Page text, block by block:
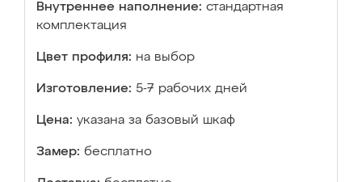
Внутреннее наполнение: стандартная
комплектация
Цвет профиля: на выбор
Изготовление: 5-7 рабочих дней
Цена: указана за базовый шкаф
Замер: бесплатно